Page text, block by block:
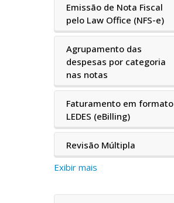
Emissão de Nota Fiscal
pelo Law Office (NFS-e)
Agrupamento das
despesas por categoria
nas notas
Faturamento em formato
LEDES (eBilling)
Revisão Múltipla
Exibir mais